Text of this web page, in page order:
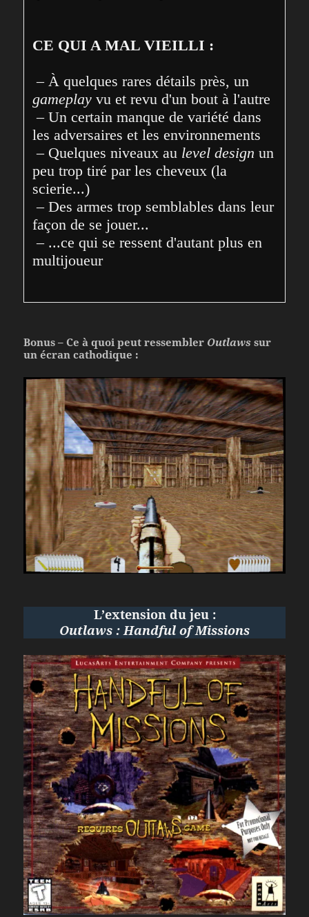
CE QUI A MAL VIEILLI :
gameplay vu et revu d'un bout à l'autre
– Un certain manque de variété dans
les adversaires et les environnements
– Quelques niveaux au level design un
peu trop tiré par les cheveux (la
scierie...)
– Des armes trop semblables dans leur
façon de se jouer...
– ...ce qui se ressent d'autant plus en
multijoueur
Bonus – Ce à quoi peut ressembler Outlaws sur
un écran cathodique :
L’extension du jeu :
Outlaws : Handful of Missions